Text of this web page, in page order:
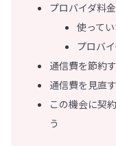
プロバイダ料
使って
プロバ
通信費を節約
通信費を見直
この機会に契
う